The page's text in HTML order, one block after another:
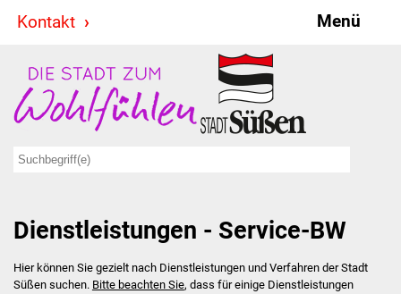
Kontakt Menü
Stadt & Politik
Bürgermeister
Ausschüsse
Ratsinformationssystem
Dienstleistungen - Service-BW
Hier können Sie gezielt nach Dienstleistungen und Verfahren der Stadt
Süßen suchen. Bitte beachten Sie, dass für einige Dienstleistungen